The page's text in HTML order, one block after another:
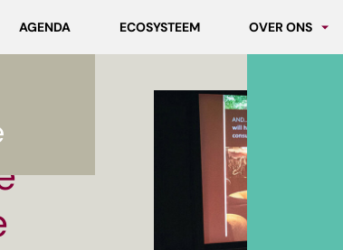
AGENDA ECOSYSTEEM OVER ONS
Werken bij
de slag’